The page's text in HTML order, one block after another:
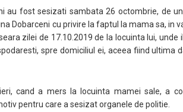
au fost sesizati sambata 26 octombrie, de
Dobarceni cu privire la faptul la mama sa, in
zilei de 17.10.2019 de la locuinta lui, unde
spre domiciliul ei, aceea fiind ultima
cand a mers la locuinta mamei sale, a
pentru care a sesizat organele de politie.